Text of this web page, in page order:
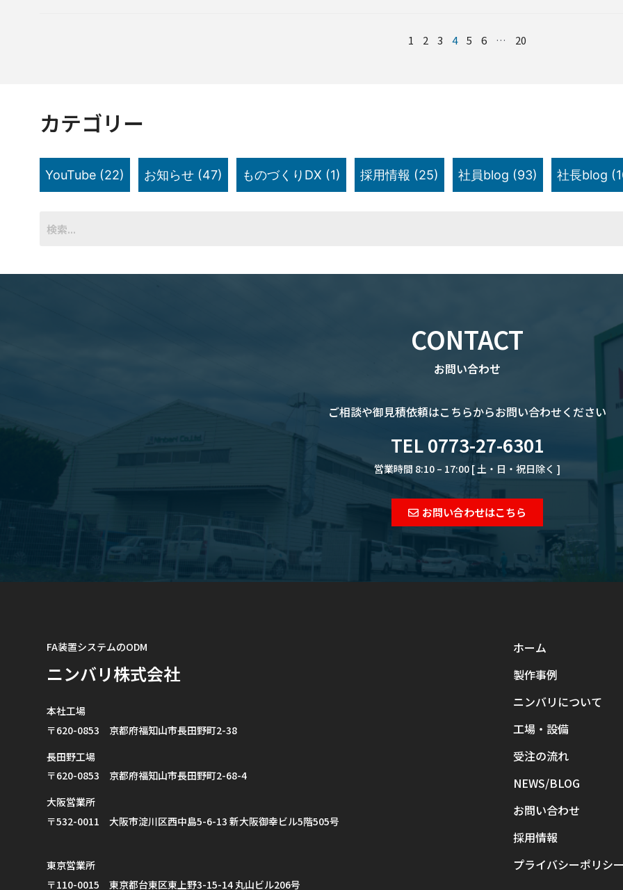
1 2 3 4 5 6 … 20
カテゴリー
YouTube (22) お知らせ (47) ものづくりDX (1) 採用情報 (25) 社員blog (93) 社長blog
CONTACT
お問い合わせ
ご相談や御見積依頼はこちらからお問い合わせください
TEL 0773-27-6301
営業時間 8:10 – 17:00 [ 土・日・祝日除く ]
お問い合わせはこちら
FA装置システムのODM
ニンバリ株式会社
本社工場
〒620-0853 京都府福知山市長田野町2-38
長田野工場
〒620-0853 京都府福知山市長田野町2-68-4
大阪営業所
〒532-0011 大阪市淀川区西中島5-6-13 新大阪御幸ビル5階505号
東京営業所
〒110-0015 東京都台東区東上野3-15-14 丸山ビル206号
ホーム
製作事例
ニンバリについて
工場・設備
受注の流れ
NEWS/BLOG
お問い合わせ
採用情報
プライバシーポリシ